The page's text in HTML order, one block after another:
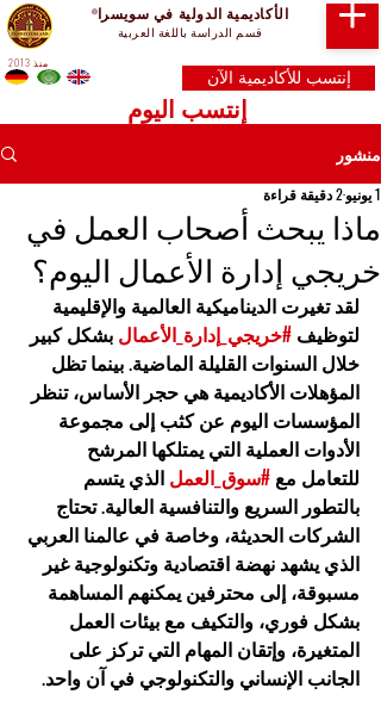
الأكاديمية الدولية في سويسرا®
قسم الدراسة باللغة العربية
إنتسب للأكاديمية الآن
إنتسب اليوم
منذ 2013
منشور
ماذا يبحث أصحاب العمل في
خريجي إدارة الأعمال اليوم؟
1 يونيو 2 دقيقة قراءة
لقد تغيرت الديناميكية العالمية والإقليمية
لتوظيف #خريجي_إدارة_الأعمال بشكل كبير
خلال السنوات القليلة الماضية. بينما تظل
المؤهلات الأكاديمية هي حجر الأساس، تنظر
المؤسسات اليوم عن كثب إلى مجموعة
الأدوات العملية التي يمتلكها المرشح
للتعامل مع #سوق_العمل الذي يتسم
بالتطور السريع والتنافسية العالية. تحتاج
الشركات الحديثة، وخاصة في عالمنا العربي
الذي يشهد نهضة اقتصادية وتكنولوجية غير
مسبوقة، إلى محترفين يمكنهم المساهمة
بشكل فوري، والتكيف مع بيئات العمل
المتغيرة، وإتقان المهام التي تركز على
الجانب الإنساني والتكنولوجي في آن واحد.